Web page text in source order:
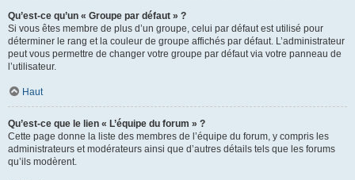
Qu’est-ce qu’un « Groupe par défaut » ?
Si vous êtes membre de plus d’un groupe, celui par défaut est utilisé pour
déterminer le rang et la couleur de groupe affichés par défaut. L’administrateur
peut vous permettre de changer votre groupe par défaut via votre panneau de
l’utilisateur.
Haut
Qu’est-ce que le lien « L’équipe du forum » ?
Cette page donne la liste des membres de l’équipe du forum, y compris les
administrateurs et modérateurs ainsi que d’autres détails tels que les forums
qu’ils modèrent.